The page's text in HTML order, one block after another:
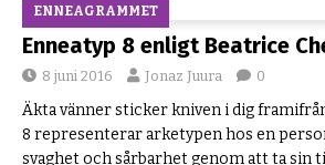
ENNEAGRAMMET
Enneatyp 8 enligt Beatrice
8 juni 2016 Jonaz Juura 0
Äkta vänner sticker kniven i dig
8 representerar arketypen hos en
svaghet och sårbarhet genom att ta sin